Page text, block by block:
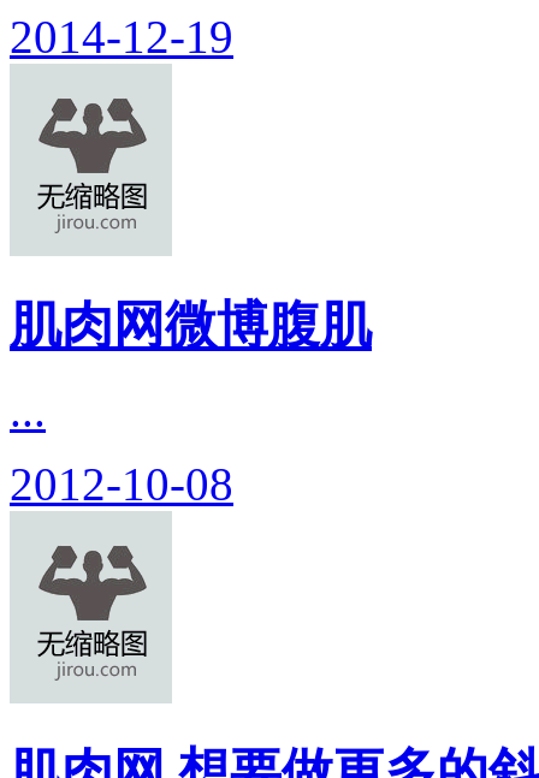
2014-12-19
肌肉网微博腹肌
...
2012-10-08